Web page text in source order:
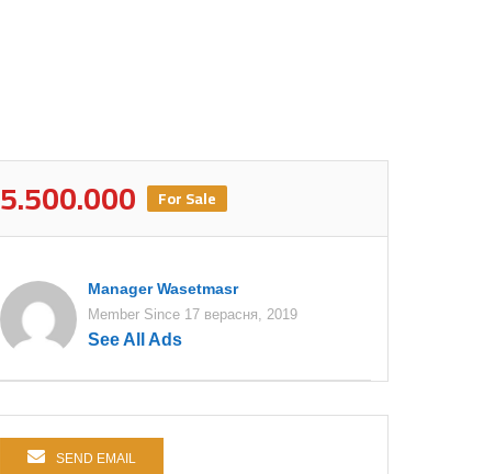
5.500.000 For Sale
Manager Wasetmasr
Member Since 17 верасня, 2019
See All Ads
SEND EMAIL